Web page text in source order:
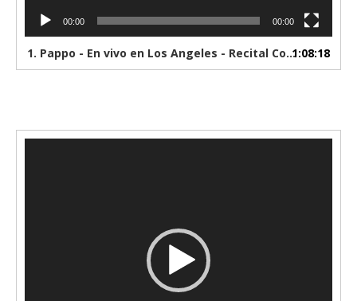
00:00 00:00
1. Pappo - En vivo en Los Angeles - Recital Completo 1993 ( 480 X 640 ) 1:08:18